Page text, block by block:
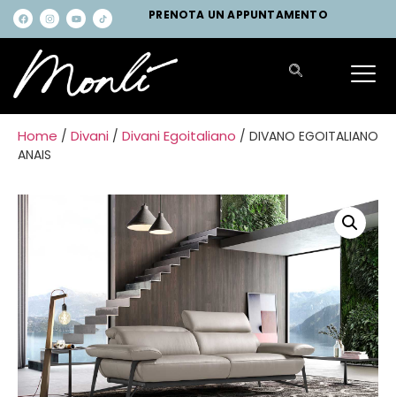
PRENOTA UN APPUNTAMENTO
Home / Divani / Divani Egoitaliano / DIVANO EGOITALIANO
ANAIS